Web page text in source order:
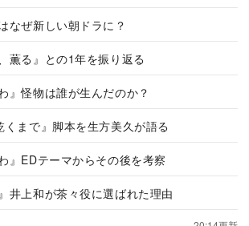
なぜ新しい朝ドラに？
薫る』との1年を振り返る
』怪物は誰が生んだのか？
くまで』脚本を生方美久が語る
』EDテーマからその後を考察
井上和が茶々役に選ばれた理由